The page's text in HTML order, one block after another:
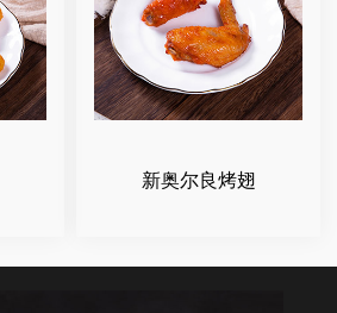
新奥尔良烤翅